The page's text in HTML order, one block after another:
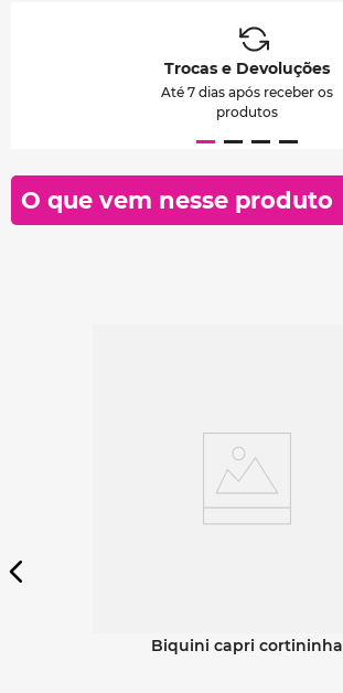
Trocas e Devoluções
Até 7 dias após receber os
produtos
O que vem nesse produto
biquini capri cortininha
Ver detalhes